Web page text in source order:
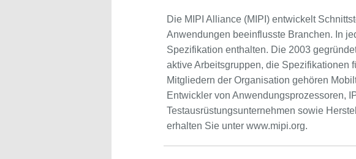
Die MIPI Alliance (MIPI) entwickelt
Anwendungen beeinflusste Branchen. In
Spezifikation enthalten. Die 2003
aktive Arbeitsgruppen, die Spezifikationen
Mitgliedern der Organisation gehören
Entwickler von Anwendungsprozessoren,
Testausrüstungsunternehmen sowie
erhalten Sie unter www.mipi.org.